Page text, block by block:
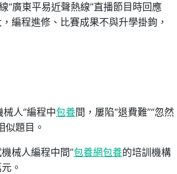
“廣東平易近聲熱線”直播節目時回應
編程進修、比賽成果不與升學掛鉤，
械人”編程中包養間，屢陷“退費難”“忽然
似題目。
械人編程中間”包養網包養的培訓機構
。